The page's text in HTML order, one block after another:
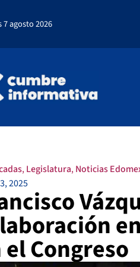
7 agosto 2026
,Legislatura,Noticias
2025
el Congreso